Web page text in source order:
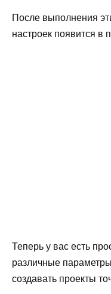
После выполнения
настроек появится в
Теперь у вас есть
различные
создавать проекты